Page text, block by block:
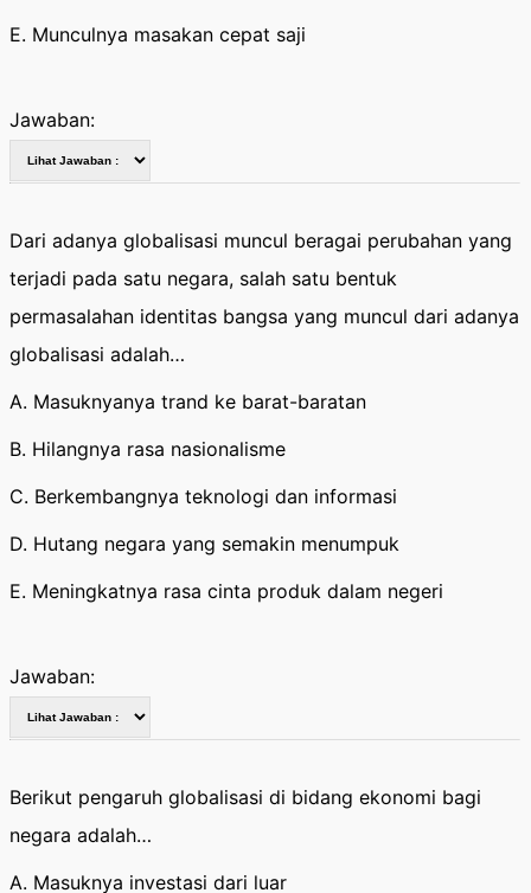
E. Munculnya masakan cepat saji
Jawaban:
Dari adanya globalisasi muncul beragai perubahan yang
terjadi pada satu negara, salah satu bentuk
permasalahan identitas bangsa yang muncul dari adanya
globalisasi adalah…
A. Masuknyanya trand ke barat-baratan
B. Hilangnya rasa nasionalisme
C. Berkembangnya teknologi dan informasi
D. Hutang negara yang semakin menumpuk
E. Meningkatnya rasa cinta produk dalam negeri
Jawaban:
Berikut pengaruh globalisasi di bidang ekonomi bagi
negara adalah…
A. Masuknya investasi dari luar